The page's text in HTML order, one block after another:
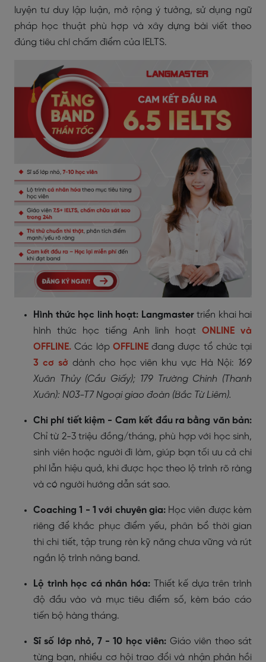
luyện tư duy lập luận, mở rộng ý tưởng, sử dụng ngữ
pháp học thuật phù hợp và xây dựng bài viết theo
đúng tiêu chí chấm điểm của IELTS.
Hình thức học linh hoạt: Langmaster triển khai hai
hình thức học tiếng Anh linh hoạt ONLINE và
OFFLINE.Các lớp OFFLINE đang được tổ chức tại
3 cơ sở dành cho học viên khu vực Hà Nội: 169
Xuân Thủy (Cầu Giấy); 179 Trường Chinh (Thanh
Xuân): N03-T7 Ngoại giao đoàn (Bắc Từ Liêm).
Chi phí tiết kiệm - Cam kết đầu ra bằng văn bản:
Chỉ từ 2-3 triệu đồng/tháng, phù hợp với học sinh,
sinh viên hoặc người đi làm, giúp bạn tối ưu cả chi
phí lẫn hiệu quả, khi được học theo lộ trình rõ ràng
và có người hướng dẫn sát sao.
Coaching 1 - 1 với chuyên gia:Học viên được kèm
riêng để khắc phục điểm yếu, phân bổ thời gian
thi chi tiết, tập trung rèn kỹ năng chưa vững và rút
ngắn lộ trình nâng band.
Lộ trình học cá nhân hóa:
Thiết kế dựa trên trình
độ đầu vào và mục tiêu điểm số, kèm báo cáo
tiến bộ hàng tháng.
Sĩ số lớp nhỏ, 7 - 10 học viên: Giáo viên theo sát
từng bạn, nhiều cơ hội trao đổi và nhận phản hồi